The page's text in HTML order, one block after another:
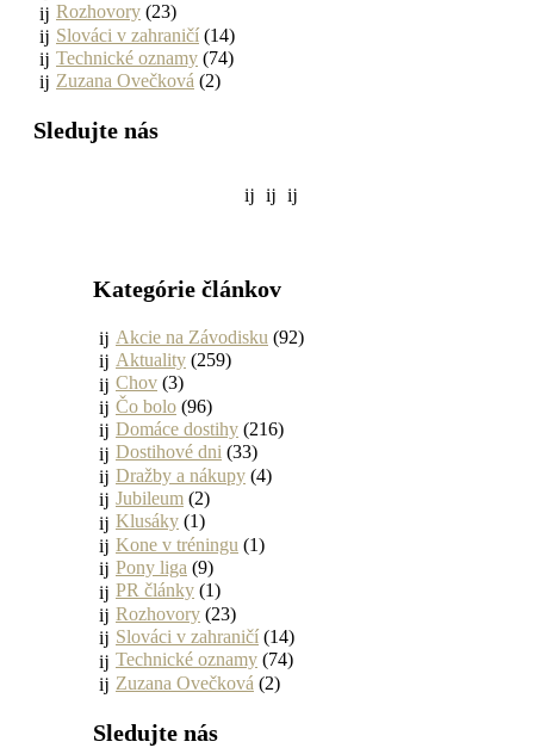
Rozhovory (23)
Slováci v zahraničí (14)
Technické oznamy (74)
Zuzana Ovečková (2)
Sledujte nás
Kategórie článkov
Akcie na Závodisku (92)
Aktuality (259)
Chov (3)
Čo bolo (96)
Domáce dostihy (216)
Dostihové dni (33)
Dražby a nákupy (4)
Jubileum (2)
Klusáky (1)
Kone v tréningu (1)
Pony liga (9)
PR články (1)
Rozhovory (23)
Slováci v zahraničí (14)
Technické oznamy (74)
Zuzana Ovečková (2)
Sledujte nás